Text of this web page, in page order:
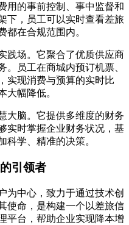
用的事前控制、事中监督和
下，员工可以实时查看差旅
都在合规范围内。
践场。它聚合了优质供应商
。员工在商城内预订机票、
实现消费与预算的实时比
大幅降低。
大脑。它提供多维度的财务
实时掌握企业财务状况，基
科学、精准的决策。
引领者
为中心，致力于通过技术创
使命，是构建一个以差旅信
平台，帮助企业实现降本增